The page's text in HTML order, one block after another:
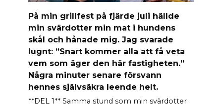
På min grillfest på fjärde juli hällde
min svärdotter min mat i hundens
skål och hånade mig. Jag svarade
lugnt: ”Snart kommer alla att få veta
vem som äger den här fastigheten.”
Några minuter senare försvann
hennes självsäkra leende helt.
**DEL 1** Samma stund som min svärdotter